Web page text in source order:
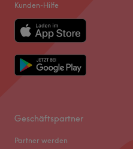
Kunden-Hilfe
Geschäftspartner
Partner werden